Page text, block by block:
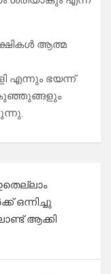
ആത്മ
എന്നും ഭയന്ന്
കുഞ്ഞുങ്ങളും
ഒന്നിച്ചു
ആക്കി